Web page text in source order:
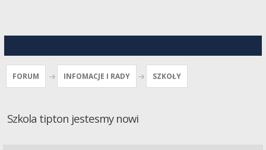
FORUM INFOMACJE I RADY SZKOŁY
Szkola tipton jestesmy nowi